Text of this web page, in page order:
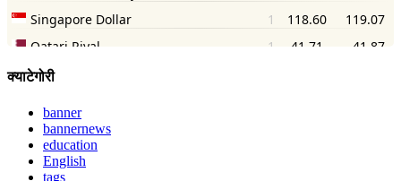
क्याटेगोरी
banner
bannernews
education
English
tags